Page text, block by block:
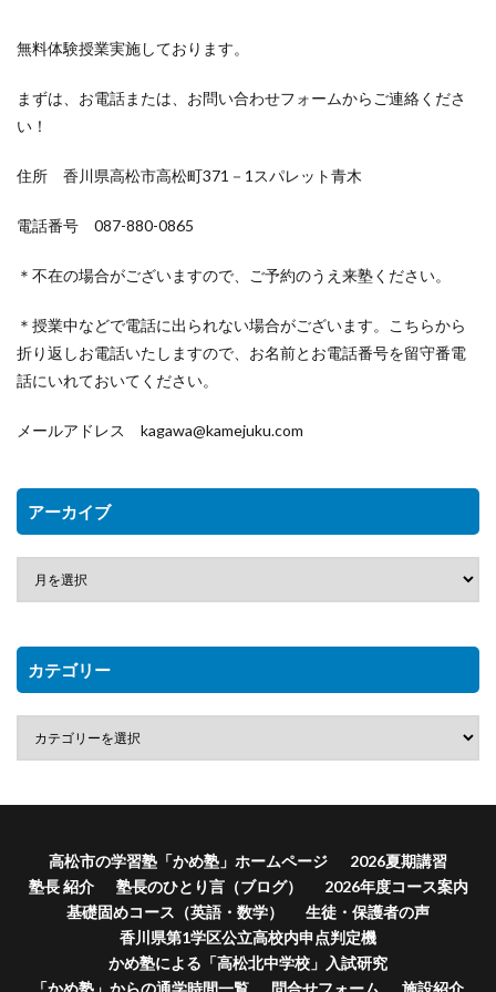
無料体験授業実施しております。
まずは、お電話または、お問い合わせフォームからご連絡くださ
い！
住所 香川県高松市高松町371－1スパレット青木
電話番号 087-880-0865
＊不在の場合がございますので、ご予約のうえ来塾ください。
＊授業中などで電話に出られない場合がございます。こちらから
折り返しお電話いたしますので、お名前とお電話番号を留守番電
話にいれておいてください。
メールアドレス kagawa@kamejuku.com
アーカイブ
カテゴリー
高松市の学習塾「かめ塾」ホームページ
2026夏期講習
塾長 紹介
塾長のひとり言（ブログ）
2026年度コース案内
基礎固めコース（英語・数学）
生徒・保護者の声
香川県第1学区公立高校内申点判定機
かめ塾による「高松北中学校」入試研究
「かめ塾」からの通学時間一覧
問合せフォーム 施設紹介